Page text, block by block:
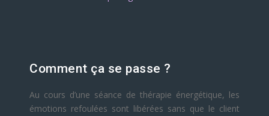
Comment ça se passe ?
Au cours d’une séance de thérapie énergétique, les
émotions refoulées sont libérées sans que le client